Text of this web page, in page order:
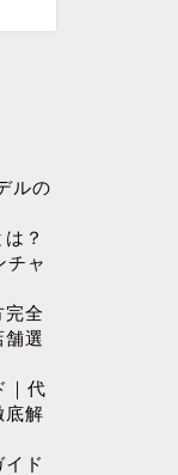
ルの
？
チャ
完全
舗選
｜代
底解
ド